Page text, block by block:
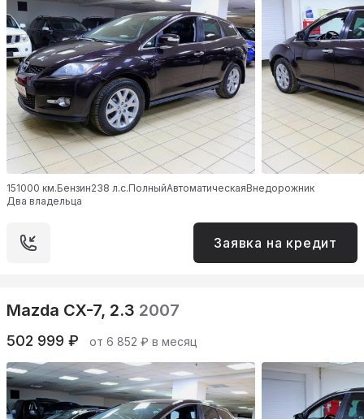
151000 км.Бензин238 л.с.ПолныйАвтоматическаяВнедорожник
Два владельца
Заявка на кредит
Mazda CX-7, 2.3 2007
502 999 ₽ от 6 852 ₽ в месяц